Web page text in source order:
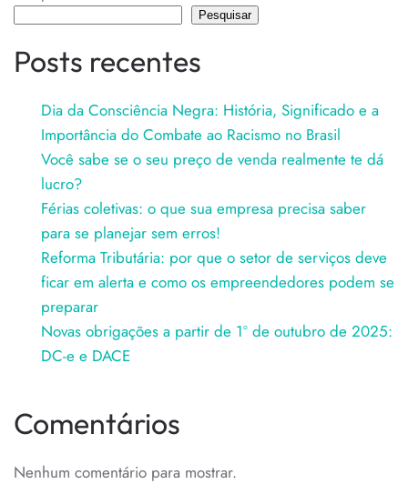
Pesquisar
Posts recentes
Dia da Consciência Negra: História, Significado e a
Importância do Combate ao Racismo no Brasil
Você sabe se o seu preço de venda realmente te dá
lucro?
Férias coletivas: o que sua empresa precisa saber
para se planejar sem erros!
Reforma Tributária: por que o setor de serviços deve
ficar em alerta e como os empreendedores podem se
preparar
Novas obrigações a partir de 1º de outubro de 2025:
DC-e e DACE
Comentários
Nenhum comentário para mostrar.